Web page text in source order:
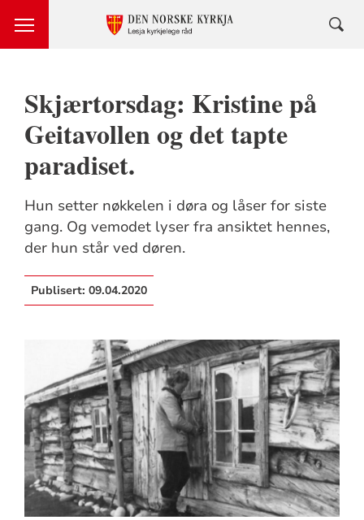
Skjærtorsdag: Kristine på
Geitavollen og det tapte
paradiset.
Hun setter nøkkelen i døra og låser for siste
gang. Og vemodet lyser fra ansiktet hennes,
der hun står ved døren.
Publisert: 09.04.2020